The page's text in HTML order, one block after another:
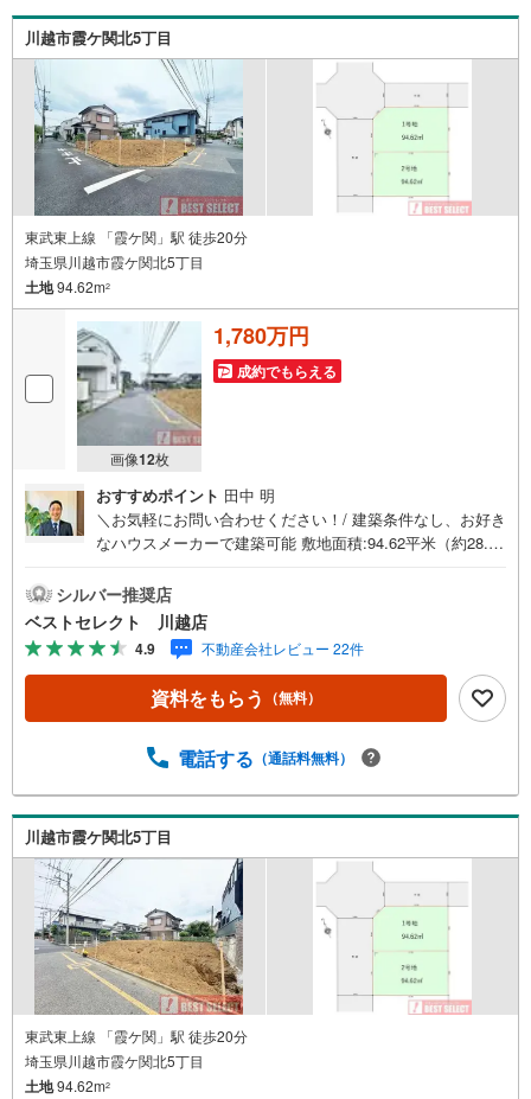
川越市霞ケ関北5丁目
東武東上線 「霞ケ関」駅 徒歩20分
埼玉県川越市霞ケ関北5丁目
土地94.62m2
画像12枚
1,780万円
成約でもらえる
おすすめポイント 田中 明
＼お気軽にお問い合わせください！/ 建築条件なし、お好き
なハウスメーカーで建築可能 敷地面積:94.62平米（約28.62
角地○毎日のジョギングは御伊勢塚公園で○オーケー川越伊
勢原店、川越西図書館至近○2路線2駅利用可○建築プランに
ついてもお気軽にお問合せ下さい○住宅ローンや資金計画等
ご相談承ります【営業時間 9:30-18:00】定休日:基本毎週火
曜日上記時間はお電話が繋がりやすくなっております。ぜ
ひお気軽にご連絡下さい！現地を見学される場合は「室
ご記入いただけますとスムーズにご案内が可能です。
シルバー推奨店
ベストセレクト 川越店
4.9 不動産会社レビュー 22件
資料をもらう （無料）
電話する （通話料無料）
川越市霞ケ関北5丁目
東武東上線 「霞ケ関」駅 徒歩20分
埼玉県川越市霞ケ関北5丁目
土地94.62m2